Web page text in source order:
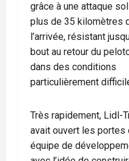
grâce à une attaque
plus de 35 kilomètres
l’arrivée, résistant
bout au retour du
dans des conditions
particulièrement
Très rapidement, Lidl-
avait ouvert les portes
équipe de